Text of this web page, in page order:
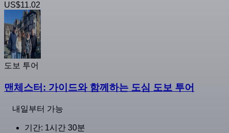
US$11.02
도보 투어
맨체스터: 가이드와 함께하는 도심 도보 투어
내일부터 가능
기간: 1시간 30분